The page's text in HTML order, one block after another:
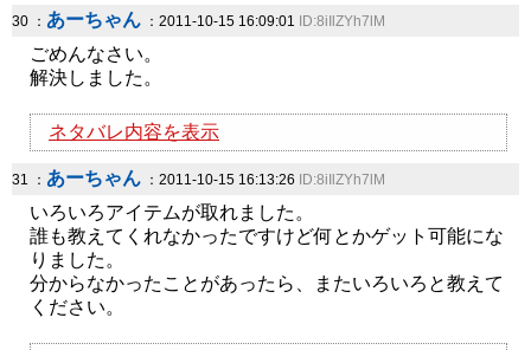
30 ： あーちゃん ：2011-10-15 16:09:01 ID:8iIlZYh7lM
ごめんなさい。
解決しました。
ネタバレ内容を表示
31 ： あーちゃん ：2011-10-15 16:13:26 ID:8iIlZYh7lM
いろいろアイテムが取れました。
誰も教えてくれなかったですけど何とかゲット可能にな
りました。
分からなかったことがあったら、またいろいろと教えて
ください。